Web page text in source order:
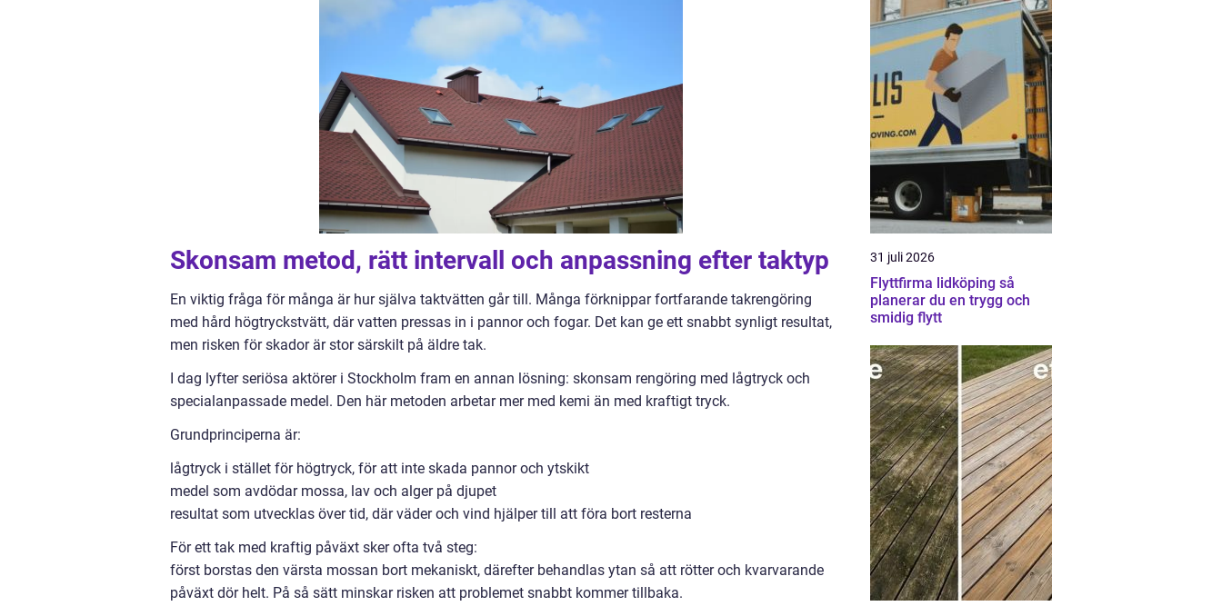
Skonsam metod, rätt intervall och anpassning efter taktyp
En viktig fråga för många är hur själva taktvätten går till. Många förknippar fortfarande takrengöring
med hård högtryckstvätt, där vatten pressas in i pannor och fogar. Det kan ge ett snabbt synligt resultat,
men risken för skador är stor särskilt på äldre tak.
I dag lyfter seriösa aktörer i Stockholm fram en annan lösning: skonsam rengöring med lågtryck och
specialanpassade medel. Den här metoden arbetar mer med kemi än med kraftigt tryck.
Grundprinciperna är:
lågtryck i stället för högtryck, för att inte skada pannor och ytskikt
medel som avdödar mossa, lav och alger på djupet
resultat som utvecklas över tid, där väder och vind hjälper till att föra bort resterna
För ett tak med kraftig påväxt sker ofta två steg:
först borstas den värsta mossan bort mekaniskt, därefter behandlas ytan så att rötter och kvarvarande
påväxt dör helt. På så sätt minskar risken att problemet snabbt kommer tillbaka.
31 juli 2026
Flyttfirma lidköping så
planerar du en trygg och
smidig flytt